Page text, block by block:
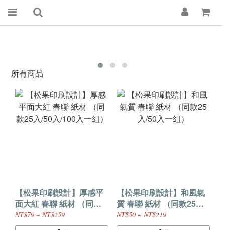
所有商品
【松果印刷設計】厚感平
面大紅 春聯 紙材 （同款
25入/50入/100入一組）
NT$79 ~ NT$259
【松果印刷設計】和風氣
質 春聯 紙材 （同款25
入/50入一組）
NT$50 ~ NT$219